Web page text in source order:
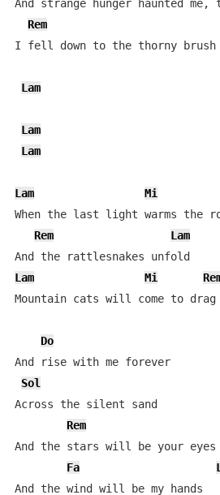
And strange hunger haunted me,
Rem
I fell down to the thorny
Lam
Lam
Lam
Lam
Mi
When the last light warms the
Rem
Lam
Lam
Mi
Mountain cats will come to drag
Do
And rise with me forever
Sol
Across the silent sand
Rem
And the stars will be your eyes
Fa
And the wind will be my hands